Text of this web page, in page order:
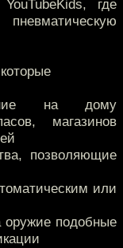
где
на дому
магазинов
позволяющие
или
оружие подобные